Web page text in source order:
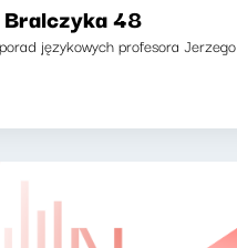
48
językowych profesora Jerzego